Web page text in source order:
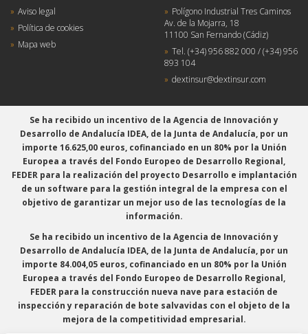
Aviso legal
Política de cookies
Mapa web
Polígono Industrial Tres Caminos
Av. de la Mojarra, 18
11100 San Fernando (Cádiz)
Tel. (+34) 956 882 000 /(+34) 956
893 104
dextinsur@dextinsur.com
Se ha recibido un incentivo de la Agencia de Innovación y
Desarrollo de Andalucía IDEA, de la Junta de Andalucía, por un
importe 16.625,00 euros, cofinanciado en un 80% por la Unión
Europea a través del Fondo Europeo de Desarrollo Regional,
FEDER para la realización del proyecto Desarrollo e implantación
de un software para la gestión integral de la empresa con el
objetivo de garantizar un mejor uso de las tecnologías de la
información.
Se ha recibido un incentivo de la Agencia de Innovación y
Desarrollo de Andalucía IDEA, de la Junta de Andalucía, por un
importe 84.004,05 euros, cofinanciado en un 80% por la Unión
Europea a través del Fondo Europeo de Desarrollo Regional,
FEDER para la construcción nueva nave para estación de
inspección y reparación de bote salvavidas con el objeto de la
mejora de la competitividad empresarial.